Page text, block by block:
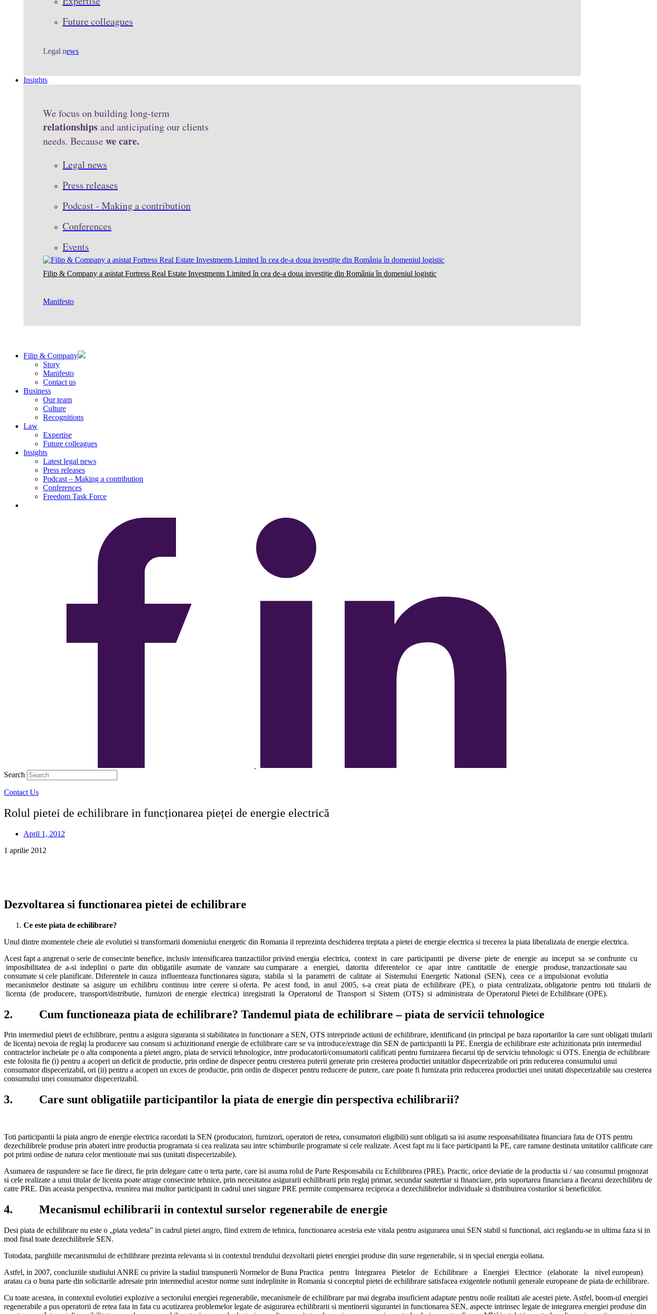
Future colleagues
Legal news
Insights
We focus on building long-term
relationshipsand anticipating our clients
needs. Because we care.
Legal news
Press releases
Podcast - Making a contribution
Conferences
Events
Filip & Company a asistat Fortress Real Estate Investments Limited în cea de-a doua investiție din România în domeniul logistic
Manifesto
Filip & Company
Story
Manifesto
Contact us
Business
Our team
Culture
Recognitions
Law
Expertise
Future colleagues
Insights
Latest legal news
Press releases
Podcast – Making a contribution
Conferences
Freedom Task Force
Search
Contact Us
Rolul pietei de echilibrare in funcționarea pieței de energie electrică
April 1, 2012
1 aprilie 2012
Dezvoltarea si functionarea pietei de echilibrare
Ce este piata de echilibrare?
Unul dintre momentele cheie ale evolutiei si transformarii domeniului energetic din Romania il reprezinta deschiderea treptata a pietei de energie electrica si trecerea la piata liberalizata de energie electrica.
Acest fapt a angrenat o serie de consecinte benefice, inclusiv intensificarea tranzactiilor privind energia electrica, context in care participantii pe diverse piete de energie au inceput sa se confrunte cu
imposibilitatea de a-si indeplini o parte din obligatiile asumate de vanzare sau cumparare a energiei, datorita diferentelor ce apar intre cantitatile de energie produse, tranzactionate sau
consumate si cele planificate. Diferentele in cauza influenteaza functionarea sigura, stabila si la parametri de calitate ai Sistemului Energetic National (SEN), ceea ce a impulsionat evolutia
mecanismelor destinate sa asigure un echilibru continuu intre cerere si oferta. Pe acest fond, in anul 2005, s-a creat piata de echilibrare (PE), o piata centralizata, obligatorie pentru toti titularii de
licenta (de producere, transport/distributie, furnizori de energie electrica) inregistrati la Operatorul de Transport si Sistem (OTS) si administrata de Operatorul Pietei de Echilibrare (OPE).
2. Cum functioneaza piata de echilibrare? Tandemul piata de echilibrare – piata de servicii tehnologice
Prin intermediul pietei de echilibrare, pentru a asigura siguranta si stabilitatea in functionare a SEN, OTS intreprinde actiuni de echilibrare, identificand (in principal pe baza raportarilor la care sunt obligati titularii
de licenta) nevoia de reglaj la producere sau consum si achizitionand energie de echilibrare care se va introduce/extrage din SEN de participantii la PE. Energia de echilibrare este achizitionata prin intermediul
contractelor incheiate pe o alta componenta a pietei angro, piata de servicii tehnologice, intre producatorii/consumatorii calificati pentru furnizarea fiecarui tip de serviciu tehnologic si OTS. Energia de echilibrare
este folosita fie (i) pentru a acoperi un deficit de productie, prin ordine de dispecer pentru cresterea puterii generate prin cresterea productiei unitatilor dispecerizabile ori prin reducerea consumului unui
consumator dispecerizabil, ori (ii) pentru a acoperi un exces de productie, prin ordin de dispecer pentru reducere de putere, care poate fi furnizata prin reducerea productiei unei unitati dispecerizabile sau cresterea
consumului unei consumator dispecerizabil.
3. Care sunt obligatiile participantilor la piata de energie din perspectiva echilibrarii?
Toti participantii la piata angro de energie electrica racordati la SEN (producatori, furnizori, operatori de retea, consumatori eligibili) sunt obligati sa isi asume responsabilitatea financiara fata de OTS pentru
dezechilibrele produse prin abateri intre productia programata si cea realizata sau intre schimburile programate si cele realizate. Acest fapt nu ii face participanti la PE, care ramane destinata unitatilor calificate care
pot primi ordine de natura celor mentionate mai sus (unitati dispecerizabile).
Asumarea de raspundere se face fie direct, fie prin delegare catre o terta parte, care isi asuma rolul de Parte Responsabila cu Echilibrarea (PRE). Practic, orice deviatie de la productia si / sau consumul prognozat
si cele realizate a unui titular de licenta poate atrage consecinte tehnice, prin necesitatea asigurarii echilibrarii prin reglaj primar, secundar sautertiar si financiare, prin suportarea financiara a fiecarui dezechilibru de
catre PRE. Din aceasta perspectiva, reunirea mai multor participanti in cadrul unei singure PRE permite compensarea reciproca a dezechilibrelor individuale si distribuirea costurilor si beneficiilor.
4. Mecanismul echilibrarii in contextul surselor regenerabile de energie
Desi piata de echilibrare nu este o „piata vedeta” in cadrul pietei angro, fiind extrem de tehnica, functionarea acesteia este vitala pentru asigurarea unui SEN stabil si functional, aici reglandu-se in ultima faza si in
mod final toate dezechilibrele SEN.
Totodata, parghiile mecanismului de echilibrare prezinta relevanta si in contextul trendului dezvoltarii pietei energiei produse din surse regenerabile, si in special energia eoliana.
Astfel, in 2007, concluziile studiului ANRE cu privire la stadiul transpunerii Normelor de Buna Practica pentru Integrarea Pietelor de Echilibrare a Energiei Electrice (elaborate la nivel european)
aratau ca o buna parte din solicitarile adresate prin intermediul acestor norme sunt indeplinite in Romania si conceptul pietei de echilibrare satisfacea exigentele notiunii generale europeane de piata de echilibrare.
Cu toate acestea, in contextul evolutiei explozive a sectorului energiei regenerabile, mecanismele de echilibrare par mai degraba insuficient adaptate pentru noile realitati ale acestei piete. Astfel, boom-ul energiei
regenerabile a pus operatorii de retea fata in fata cu acutizarea problemelor legate de asigurarea echilibrarii si mentinerii sigurantei in functionarea SEN, aspecte intrinsec legate de integrarea energiei produse din